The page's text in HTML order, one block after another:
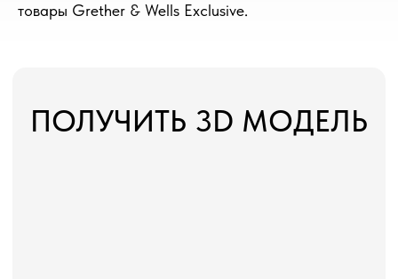
товары Grether & Wells Exclusive.
ПОЛУЧИТЬ 3D МОДЕЛЬ